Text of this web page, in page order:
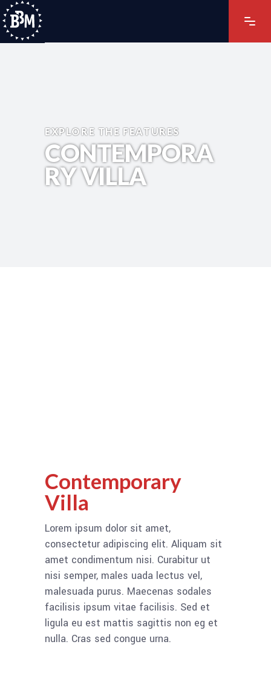
EXPLORE THE FEATURES
CONTEMPORA
RY VILLA
Contemporary
Villa
Lorem ipsum dolor sit amet,
consectetur adipiscing elit. Aliquam sit
amet condimentum nisi. Curabitur ut
nisi semper, males uada lectus vel,
malesuada purus. Maecenas sodales
facilisis ipsum vitae facilisis. Sed et
ligula eu est mattis sagittis non eg et
nulla. Cras sed congue urna.